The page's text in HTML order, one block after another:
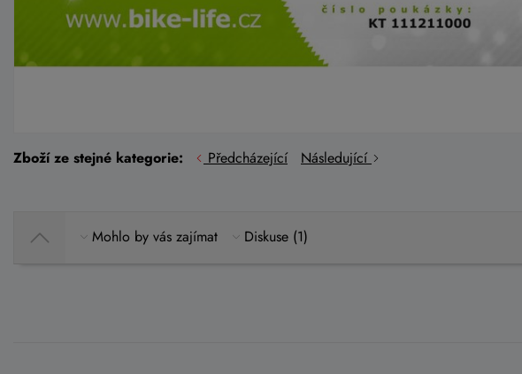
Zboží ze stejné kategorie: Předcházející Následující
Mohlo by vás zajímat Diskuse (1)